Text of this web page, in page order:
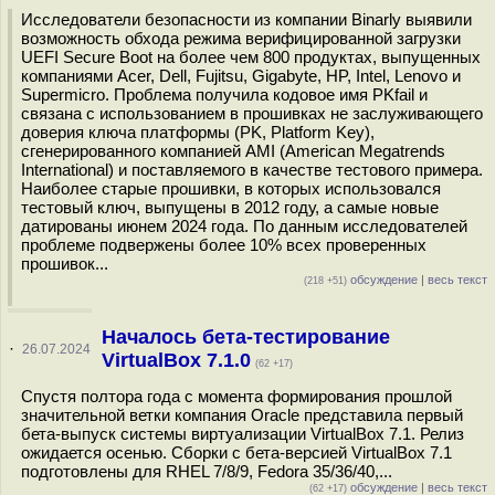
Исследователи безопасности из компании Binarly выявили
возможность обхода режима верифицированной загрузки
UEFI Secure Boot на более чем 800 продуктах, выпущенных
компаниями Acer, Dell, Fujitsu, Gigabyte, HP, Intel, Lenovo и
Supermicro. Проблема получила кодовое имя PKfail и
связана с использованием в прошивках не заслуживающего
доверия ключа платформы (PK, Platform Key),
сгенерированного компанией AMI (American Megatrends
International) и поставляемого в качестве тестового примера.
Наиболее старые прошивки, в которых использовался
тестовый ключ, выпущены в 2012 году, а самые новые
датированы июнем 2024 года. По данным исследователей
проблеме подвержены более 10% всех проверенных
прошивок...
(218 +51) обсуждение | весь текст
· 26.07.2024
Началось бета-тестирование
VirtualBox 7.1.0 (62 +17)
Спустя полтора года с момента формирования прошлой
значительной ветки компания Oracle представила первый
бета-выпуск системы виртуализации VirtualBox 7.1. Релиз
ожидается осенью. Сборки с бета-версией VirtualBox 7.1
подготовлены для RHEL 7/8/9, Fedora 35/36/40,...
(62 +17) обсуждение | весь текст